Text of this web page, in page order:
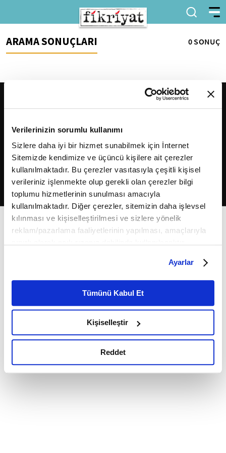
Verilerinizin sorumlu kullanımı
Sizlere daha iyi bir hizmet sunabilmek için İnternet
Sitemizde kendimize ve üçüncü kişilere ait çerezler
kullanılmaktadır. Bu çerezler vasıtasıyla çeşitli kişisel
verileriniz işlenmekte olup gerekli olan çerezler bilgi
toplumu hizmetlerinin sunulması amacıyla
kullanılmaktadır. Diğer çerezler, sitemizin daha işlevsel
kılınması ve kişiselleştirilmesi ve sizlere yönelik
reklam/pazarlama faaliyetlerinin yapılması, amaçlarıyla
belirleyebilirsiniz. Çerezlere ilişkin detaylı bilgi için
Ayarlar butonuna tıklayabilir,Çerez Bilgilendirme
Metnimizi ziyaret edebilirsiniz.
6698 sayılı Kişisel Verilerin Korunması Kanunu uyarınca
okumak ve sitemizi ziyaretiniz kapsamında
gerçekleştirilen veri işleme faaliyetleri ile ilgili daha
detaylı bilgi almak için lütfentıklayınız.
Ayarlar
Tümünü Kabul Et
Kişiselleştir
Reddet
ARAMA SONUÇLARI 0 SONUÇ
2026Fikriyat. Tüm hakları saklıdır.